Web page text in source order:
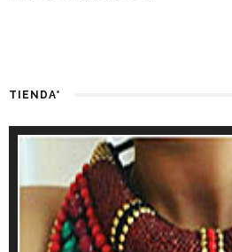
TIENDA*